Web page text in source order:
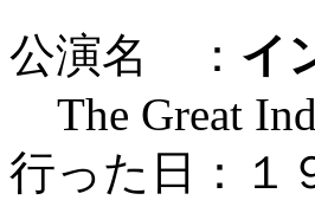
公演名 ： イ
The Great
行った日：１